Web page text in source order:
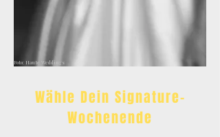
Foto: Haute Weddings
Wähle Dein Signature-
Wochenende